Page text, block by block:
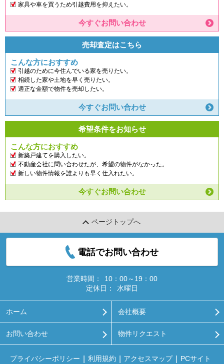
家具や車を買うため引越費用を抑えたい。
今すぐお問い合わせ
売却査定はこちら
こんな方におすすめ
引越のために今住んでいる家を売りたい。
相続した家や土地を早く売りたい。
適正な金額で物件を売却したい。
今すぐお問い合わせ
希望条件をお知らせ
こんな方におすすめ
新築戸建てを購入したい。
不動産会社に問い合わせたが、希望の物件がなかった。
新しい物件情報を誰よりも早く仕入れたい。
今すぐお問い合わせ
ページトップへ
電話でお問い合わせ
営業時間：
10：00～19：00
定休日：
水曜日
ホーム 会社概要
お問い合わせ 物件リクエスト
プライバシーポリシー 利用規約 アクセスマップ PCサイト